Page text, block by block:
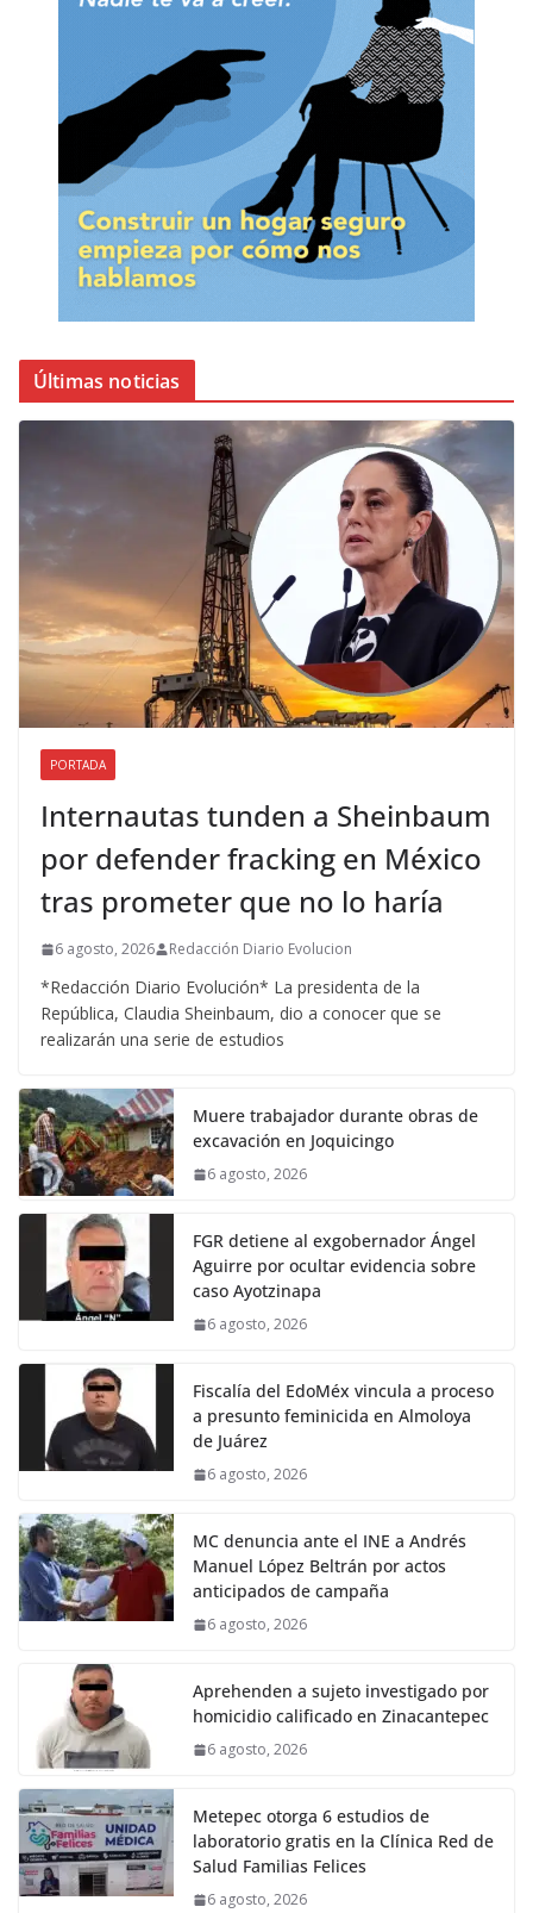
Últimas noticias
PORTADA
Internautas tunden a Sheinbaum
por defender fracking en México
tras prometer que no lo haría
6 agosto, 2026 Redacción Diario Evolucion
*Redacción Diario Evolución* La presidenta de la
República, Claudia Sheinbaum, dio a conocer que se
realizarán una serie de estudios
Muere trabajador durante obras de
excavación en Joquicingo
6 agosto, 2026
FGR detiene al exgobernador Ángel
Aguirre por ocultar evidencia sobre
caso Ayotzinapa
6 agosto, 2026
Fiscalía del EdoMéx vincula a proceso
a presunto feminicida en Almoloya
de Juárez
6 agosto, 2026
MC denuncia ante el INE a Andrés
Manuel López Beltrán por actos
anticipados de campaña
6 agosto, 2026
Aprehenden a sujeto investigado por
homicidio calificado en Zinacantepec
6 agosto, 2026
Metepec otorga 6 estudios de
laboratorio gratis en la Clínica Red de
Salud Familias Felices
6 agosto, 2026